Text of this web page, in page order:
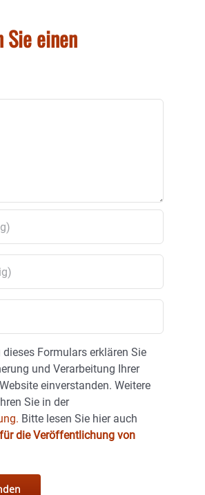
Sie einen
Formulars erklären Sie
und Verarbeitung Ihrer
einverstanden. Weitere
Sie in der
Bitte lesen Sie hier auch
die Veröffentlichung von